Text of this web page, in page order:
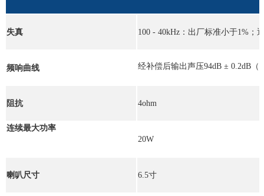
失真 100 - 40kHz：出厂标准小于1%；
频响曲线 经补偿后输出声压94dB ± 0.2dB（
阻抗 4ohm
连续最大功率
20W
喇叭尺寸 6.5寸